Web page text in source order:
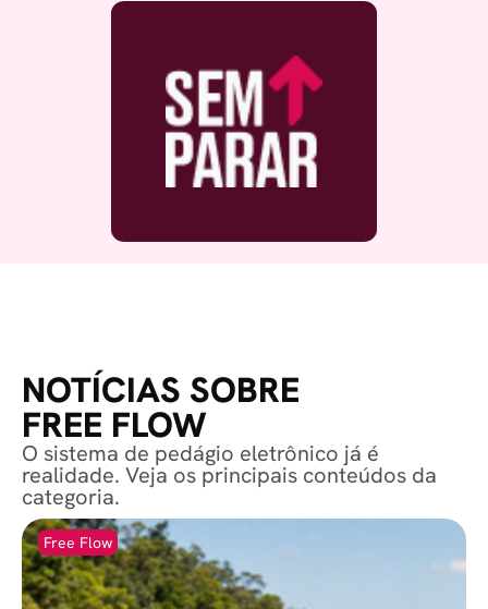
NOTÍCIAS SOBRE
FREE FLOW
O sistema de pedágio eletrônico já é
realidade. Veja os principais conteúdos da
categoria.
Free Flow